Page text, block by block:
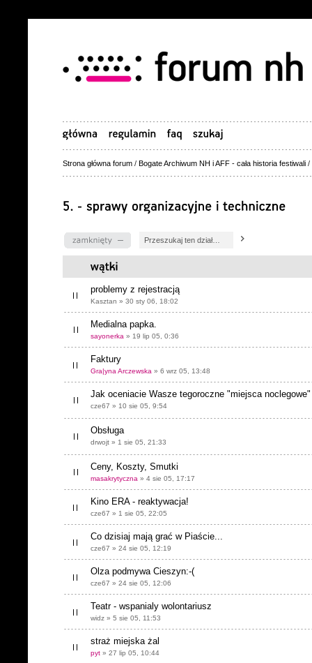
Strona główna forum / Bogate Archiwum NH i AFF - cała historia festiwali /
Dział zablokowany
problemy z rejestracją
Kasztan » 30 sty 06, 18:02
Medialna papka.
sayonerka » 19 lip 05, 0:36
Faktury
Gra|yna Arczewska » 6 wrz 05, 13:48
Jak oceniacie Wasze tegoroczne "miejsca noclegowe"
cze67 » 10 sie 05, 9:54
Obsługa
drwojt » 1 sie 05, 21:33
Ceny, Koszty, Smutki
masakrytyczna » 4 sie 05, 17:17
Kino ERA - reaktywacja!
cze67 » 1 sie 05, 22:05
Co dzisiaj mają grać w Piaście...
cze67 » 24 sie 05, 12:19
Olza podmywa Cieszyn:-(
cze67 » 24 sie 05, 12:06
Teatr - wspanialy wolontariusz
widz » 5 sie 05, 11:53
straż miejska żal
pyt » 27 lip 05, 10:44